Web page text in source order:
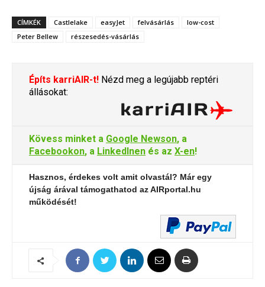
CÍMKÉK Castlelake easyJet felvásárlás
low-cost
Peter Bellew
részesedés-vásárlás
Építs karriAIR-t! Nézd meg a legújabb reptéri
állásokat:
Kövess minket a Google Newson, a
Facebookon, a LinkedInen és az X-en!
Hasznos, érdekes volt amit olvastál? Már egy
újság árával támogathatod az AIRportal.hu
működését!